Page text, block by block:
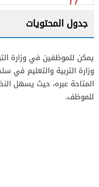
جدول المحتويات
2
3
يمكن للموظفين في وزارة
وزارة التربية والتعليم في
المتاحة عبره، حيث يسهل
للموظف.